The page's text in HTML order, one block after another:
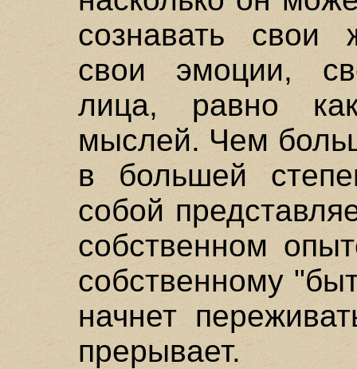
сознавать свои
свои эмоции,
лица, равно
мыслей. Чем
в большей
собой
собственном
собственному
начнет
прерывает.